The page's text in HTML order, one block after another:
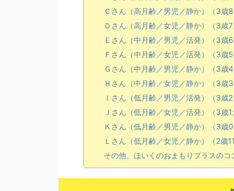
Ｃさん（高月齢／男児／静か）（3歳8
Ｄさん（高月齢／女児／静か）（3歳7
Ｅさん（中月齢／男児／活発）（3歳6
Ｆさん（中月齢／女児／活発）（3歳5
Ｇさん（中月齢／男児／静か）（3歳4
Ｈさん（中月齢／女児／静か）（3歳3
Ｉさん（低月齢／男児／活発）（3歳2
Ｊさん（低月齢／女児／活発）（3歳1
Ｋさん（低月齢／男児／静か）（3歳0
Ｌさん（低月齢／女児／静か）（2歳
その他、ほいくのおまもりプラスのコ